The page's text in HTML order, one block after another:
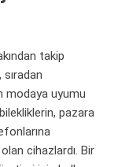
takip
sıradan
modaya uyumu
pazara
cihazlardı. Bir